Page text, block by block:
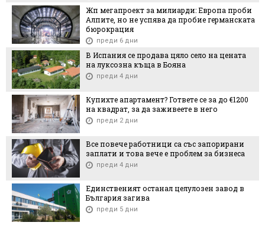
Жп мегапроект за милиарди: Европа проби
Алпите, но не успява да пробие германската
бюрокрация
преди 6 дни
В Испания се продава цяло село на цената
на луксозна къща в Бояна
преди 4 дни
Купихте апартамент? Гответе се за до €1200
на квадрат, за да заживеете в него
преди 2 дни
Все повече работници са със запорирани
заплати и това вече е проблем за бизнеса
преди 4 дни
Единственият останал целулозен завод в
България загива
преди 5 дни